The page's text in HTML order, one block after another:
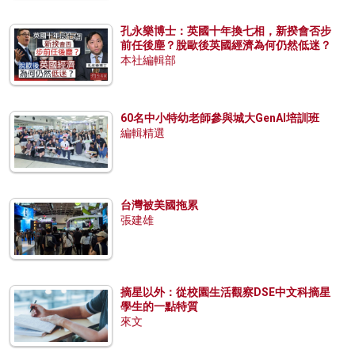
孔永樂博士：英國十年換七相，新揆會否步
前任後塵？脫歐後英國經濟為何仍然低迷？
本社編輯部
60名中小特幼老師參與城大GenAI培訓班
編輯精選
台灣被美國拖累
張建雄
摘星以外：從校園生活觀察DSE中文科摘星
學生的一點特質
來文